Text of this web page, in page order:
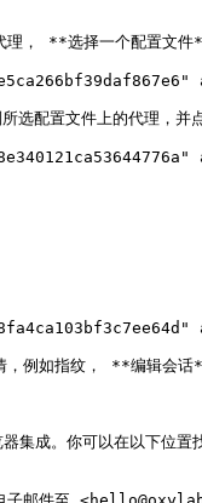
代理， **选择一个配置
选配置文件上的代理，
，例如指纹， **编辑会
器集成。你可以在